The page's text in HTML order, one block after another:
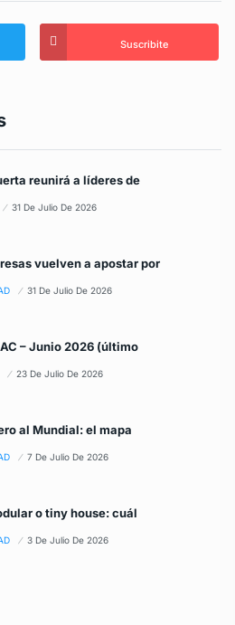
Suscribite
reunirá a líderes de
31 De Julio De 2026
vuelven a apostar por
31 De Julio De 2026
– Junio 2026 (último
23 De Julio De 2026
al Mundial: el mapa
7 De Julio De 2026
o tiny house: cuál
3 De Julio De 2026